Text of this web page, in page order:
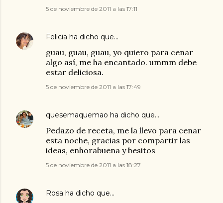
5 de noviembre de 2011 a las 17:11
Felicia ha dicho que…
guau, guau, guau, yo quiero para cenar
algo así, me ha encantado. ummm debe
estar deliciosa.
5 de noviembre de 2011 a las 17:49
quesemaquemao ha dicho que…
Pedazo de receta, me la llevo para cenar
esta noche, gracias por compartir las
ideas, enhorabuena y besitos
5 de noviembre de 2011 a las 18:27
Rosa ha dicho que…